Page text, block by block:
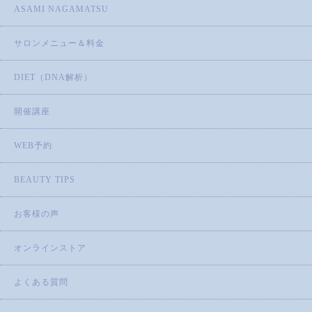
ASAMI NAGAMATSU
サロンメニュー＆料金
DIET（DNA解析）
開催講座
WEB予約
BEAUTY TIPS
お客様の声
オンラインストア
よくある質問